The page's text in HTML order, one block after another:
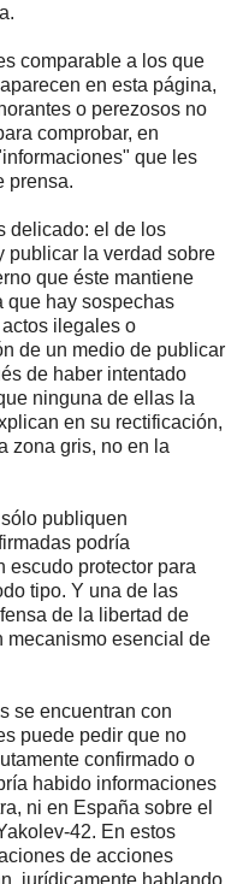
comparable a los que
en esta página,
o perezosos no
comprobar, en
que les
prensa.
delicado: el de los
publicar la verdad sobre
que éste mantiene
que hay sospechas
ilegales o
de un medio de publicar
de haber intentado
ninguna de ellas la
en su rectificación,
zona gris, no en la
publiquen
podría
escudo protector para
tipo. Y una de las
de la libertad de
mecanismo esencial de
se encuentran con
puede pedir que no
confirmado o
habido informaciones
ni en España sobre el
42. En estos
de acciones
jurídicamente hablando